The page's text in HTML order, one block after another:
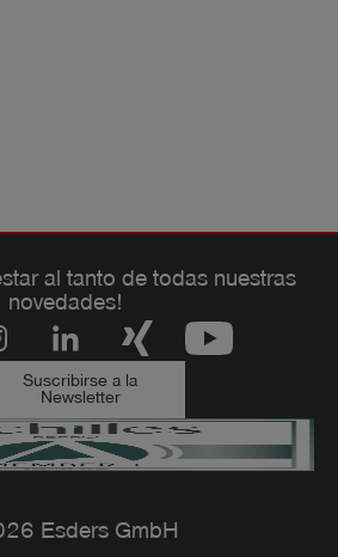
al tanto de todas nuestras
novedades!
Suscribirse a la
Newsletter
Esders GmbH